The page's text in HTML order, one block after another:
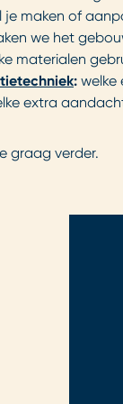
je maken of
we het
materialen
: welke
extra
graag verder.